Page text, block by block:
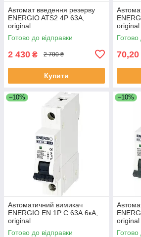
Автомат введення резерву
ENERGIO ATS2 4P 63A,
original
Готово до відправки
2 430 ₴ 2 700 ₴
Купити
original
Готово
70,20
–10%
Автоматичний вимикач
ENERGIO EN 1P C 63А 6кА,
original
Готово до відправки
–10%
original
Готово